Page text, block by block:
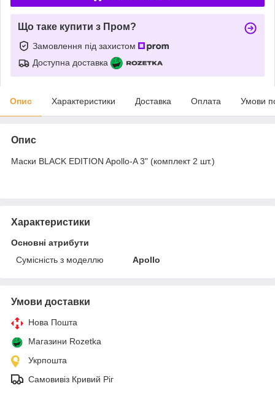
Що таке купити з Пром?
Замовлення під захистом
Доступна доставка
Опис Характеристики Доставка Оплата Умови
Опис
Маски BLACK EDITION Apollo-A 3" (комплект 2 шт.)
Характеристики
Основні атрибути
Сумісність з моделлю
Apollo
Умови доставки
Нова Пошта
Магазини Rozetka
Укрпошта
Самовивіз Кривий Ріг